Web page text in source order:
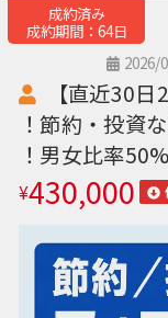
成約済み
成約期間：64日
2026/
【直近30
！節約・投資
！男女比率50%
¥430,000